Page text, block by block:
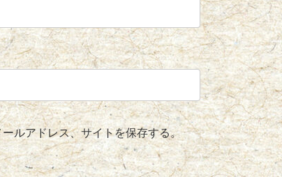
ルアドレス、サイトを保存する。